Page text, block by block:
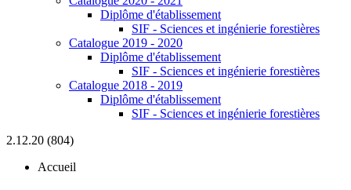
Diplôme d'établissement
SIF - Sciences et ingénierie forestières
Catalogue 2019 - 2020
Diplôme d'établissement
SIF - Sciences et ingénierie forestières
Catalogue 2018 - 2019
Diplôme d'établissement
SIF - Sciences et ingénierie forestières
2.12.20 (804)
Accueil